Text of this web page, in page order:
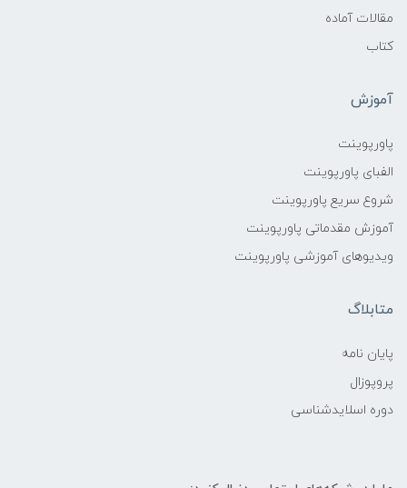
مقالات آماده
کتاب
آموزش
پاورپوینت
الفبای پاورپوینت
شروع سریع پاورپوینت
آموزش مقدماتی پاورپوینت
ویدیوهای آموزشی پاورپوینت
متابلاگ
پایان نامه
پروپوزال
دوره اسلایدشناسی